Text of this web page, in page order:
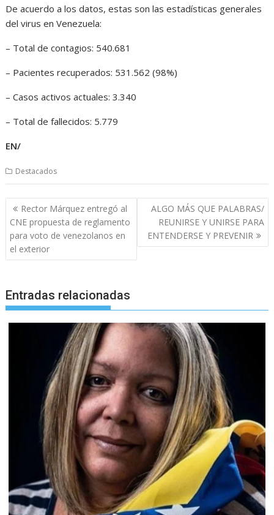
De acuerdo a los datos, estas son las estadísticas generales
del virus en Venezuela:
– Total de contagios: 540.681
– Pacientes recuperados: 531.562 (98%)
– Casos activos actuales: 3.340
– Total de fallecidos: 5.779
EN/
Destacados
Navegación
de
entradas
Rector Márquez entregó al
CNE propuesta de reglamento
para voto de venezolanos en
el exterior
ALGO MÁS QUE PALABRAS/
REUNIRSE Y UNIRSE PARA
ENTENDERSE Y PREVENIR
Entradas relacionadas